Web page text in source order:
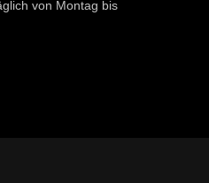
von Montag bis